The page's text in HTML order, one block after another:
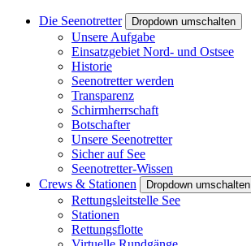
Die Seenotretter Dropdown umschalten
Unsere Aufgabe
Einsatzgebiet Nord- und Ostsee
Historie
Seenotretter werden
Transparenz
Schirmherrschaft
Botschafter
Unsere Seenotretter
Sicher auf See
Seenotretter-Wissen
Crews & Stationen
Dropdown umschalten
Rettungsleitstelle See
Stationen
Rettungsflotte